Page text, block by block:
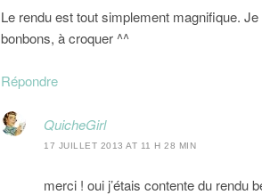
Le rendu est tout simplement magnifique.
bonbons, à croquer ^^
Répondre
QuicheGirl
17 JUILLET 2013 AT 11 H 28 MIN
merci ! oui j’étais contente du rendu